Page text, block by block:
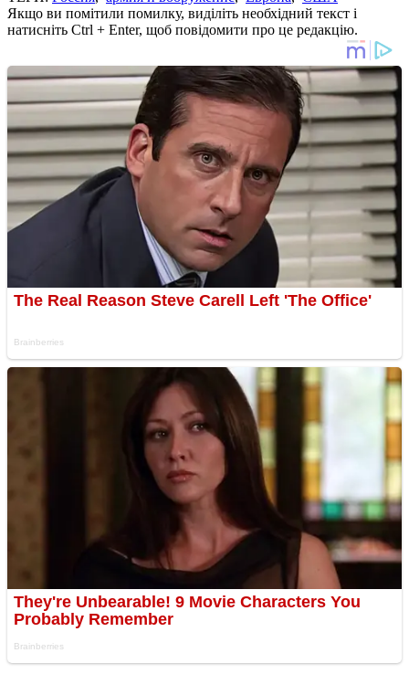
Якщо ви помітили помилку, виділіть необхідний текст і
натисніть Ctrl + Enter, щоб повідомити про це редакцію.